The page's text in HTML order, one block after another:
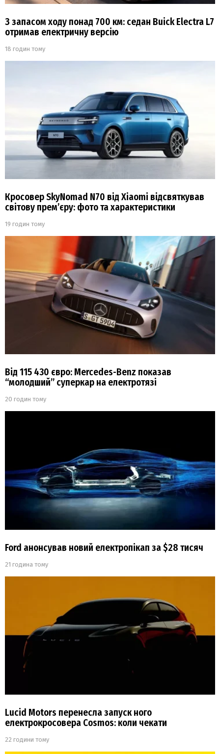
З запасом ходу понад 700 км: седан Buick Electra L7
отримав електричну версію
18 годин тому
Кросовер SkyNomad N70 від Xiaomi відсвяткував
світову прем’єру: фото та характеристики
19 годин тому
Від 115 430 євро: Mercedes-Benz показав
“молодший” суперкар на електротязі
20 годин тому
Ford анонсував новий електропікап за $28 тисяч
21 година тому
Lucid Motors перенесла запуск ного
електрокросовера Cosmos: коли чекати
22 години тому